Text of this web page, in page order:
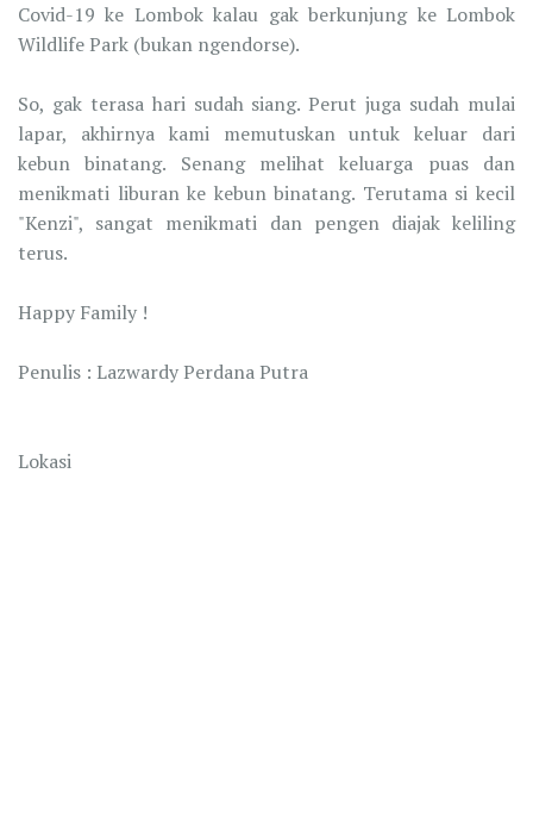
Covid-19 ke Lombok kalau gak berkunjung ke Lombok
Wildlife Park (bukan ngendorse).
So, gak terasa hari sudah siang. Perut juga sudah mulai
lapar, akhirnya kami memutuskan untuk keluar dari
kebun binatang. Senang melihat keluarga puas dan
menikmati liburan ke kebun binatang. Terutama si kecil
"Kenzi", sangat menikmati dan pengen diajak keliling
terus.
Happy Family !
Penulis : Lazwardy Perdana Putra
Lokasi